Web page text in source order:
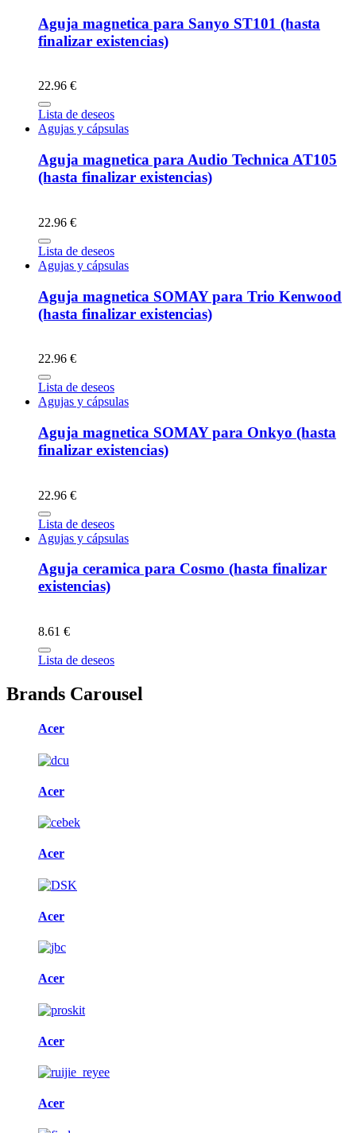
Aguja magnetica para Sanyo ST101 (hasta
finalizar existencias)
22.96 €
Lista de deseos
Agujas y cápsulas
Aguja magnetica para Audio Technica AT105
(hasta finalizar existencias)
22.96 €
Lista de deseos
Agujas y cápsulas
Aguja magnetica SOMAY para Trio Kenwood
(hasta finalizar existencias)
22.96 €
Lista de deseos
Agujas y cápsulas
Aguja magnetica SOMAY para Onkyo (hasta
finalizar existencias)
22.96 €
Lista de deseos
Agujas y cápsulas
Aguja ceramica para Cosmo (hasta finalizar
existencias)
8.61 €
Lista de deseos
Brands Carousel
Acer
Acer
Acer
Acer
Acer
Acer
Acer